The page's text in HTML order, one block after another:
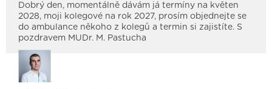
Dobrý den, momentálně dávám já termíny na květen
2028, moji kolegové na rok 2027, prosím objednejte se
do ambulance někoho z kolegů a termin si zajistíte. S
pozdravem MUDr. M. Pastucha